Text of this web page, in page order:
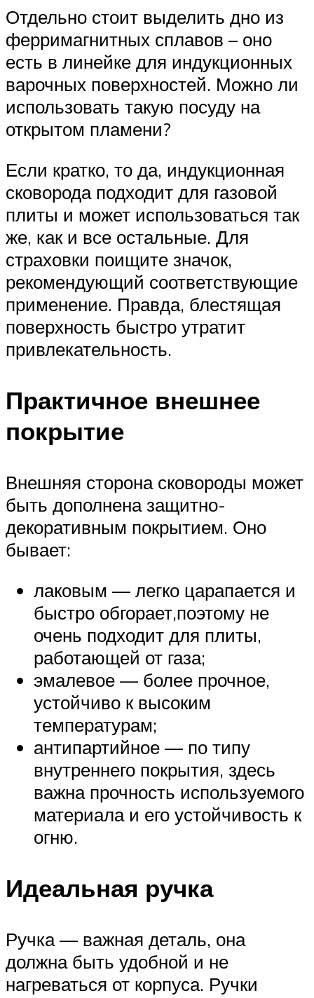
Отдельно стоит выделить дно из
ферримагнитных сплавов – оно
есть в линейке для индукционных
варочных поверхностей. Можно ли
использовать такую посуду на
открытом пламени?
Если кратко, то да, индукционная
сковорода подходит для газовой
плиты и может использоваться так
же, как и все остальные. Для
страховки поищите значок,
рекомендующий соответствующие
применение. Правда, блестящая
поверхность быстро утратит
привлекательность.
Практичное внешнее
покрытие
Внешняя сторона сковороды может
быть дополнена защитно-
декоративным покрытием. Оно
бывает:
лаковым — легко царапается и
быстро обгорает,поэтому не
очень подходит для плиты,
работающей от газа;
эмалевое — более прочное,
устойчиво к высоким
температурам;
антипартийное — по типу
внутреннего покрытия, здесь
важна прочность используемого
материала и его устойчивость к
огню.
Идеальная ручка
Ручка — важная деталь, она
должна быть удобной и не
нагреваться от корпуса. Ручки